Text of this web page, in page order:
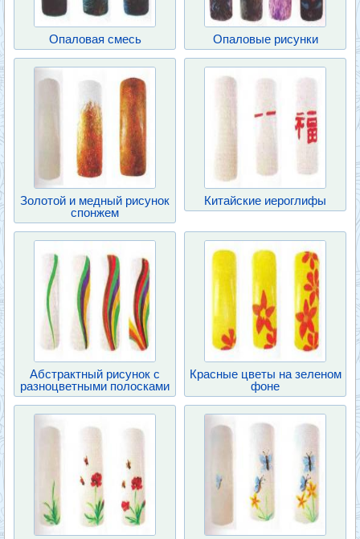
Опаловая смесь Опаловые рисунки
Золотой и медный рисунок
спонжем
Китайские иероглифы
Абстрактный рисунок с
разноцветными полосками
Красные цветы на зеленом
фоне